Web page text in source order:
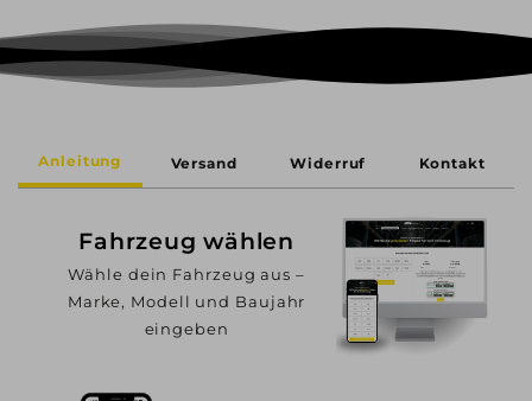
Anleitung Versand Widerruf Kontakt
Fahrzeug wählen
Wähle dein Fahrzeug aus –
Marke, Modell und Baujahr
eingeben